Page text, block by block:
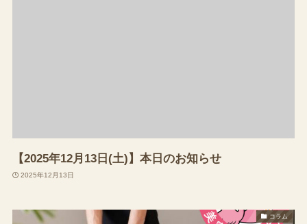
【2025年12月13日(土)】本日のお知らせ
2025年12月13日
コラム